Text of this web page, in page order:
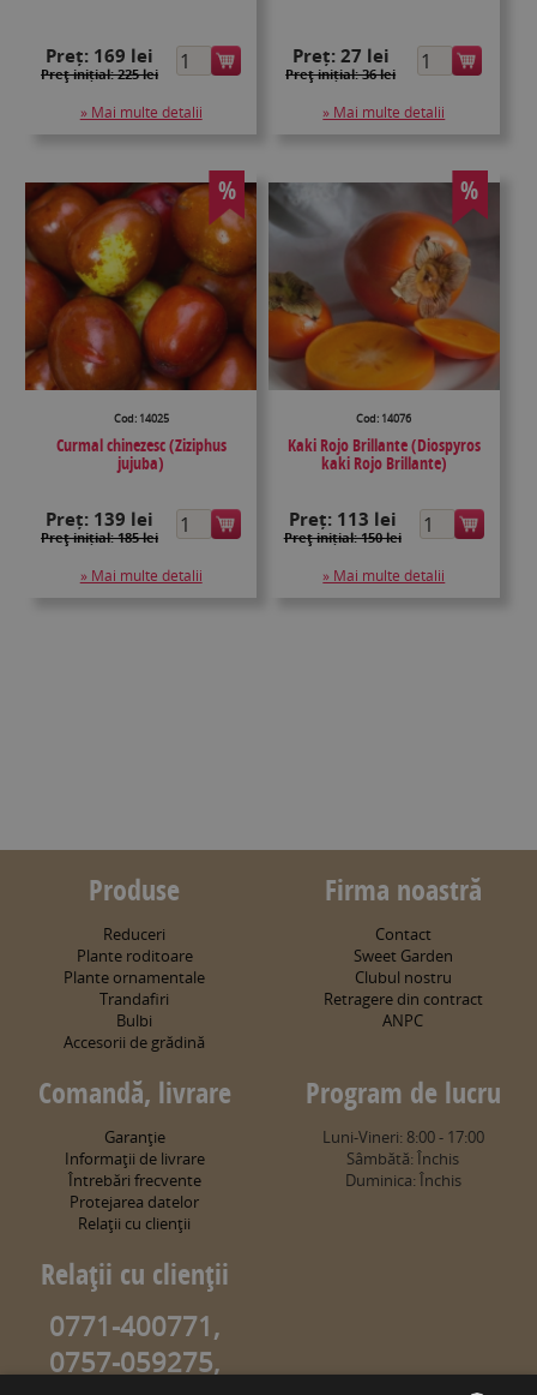
Preț: 169 lei
Preţ inițial: 225 lei
» Mai multe detalii
Preț: 27 lei
Preţ inițial: 36 lei
» Mai multe detalii
%
Cod: 14025
Curmal chinezesc (Ziziphus
jujuba)
Preț: 139 lei
Preţ inițial: 185 lei
» Mai multe detalii
%
Cod: 14076
Kaki Rojo Brillante (Diospyros
kaki Rojo Brillante)
Preț: 113 lei
Preţ inițial: 150 lei
» Mai multe detalii
Produse
Reduceri
Plante roditoare
Plante ornamentale
Trandafiri
Bulbi
Accesorii de grădină
Firma noastră
Contact
Sweet Garden
Clubul nostru
Retragere din contract
ANPC
Comandă, livrare
Garanţie
Informaţii de livrare
Întrebări frecvente
Protejarea datelor
Relaţii cu clienţii
Program de lucru
Luni-Vineri: 8:00 - 17:00
Sâmbătă: Închis
Duminica: Închis
Relaţii cu clienţii
0771-400771,
0757-059275,